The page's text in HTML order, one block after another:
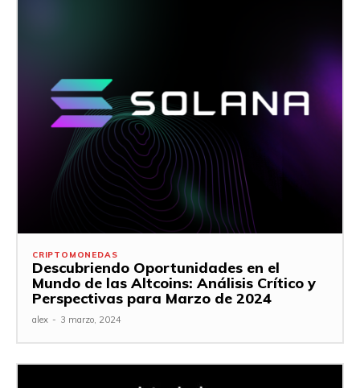
CRIPTOMONEDAS
Descubriendo Oportunidades en el
Mundo de las Altcoins: Análisis Crítico y
Perspectivas para Marzo de 2024
alex - 3 marzo, 2024